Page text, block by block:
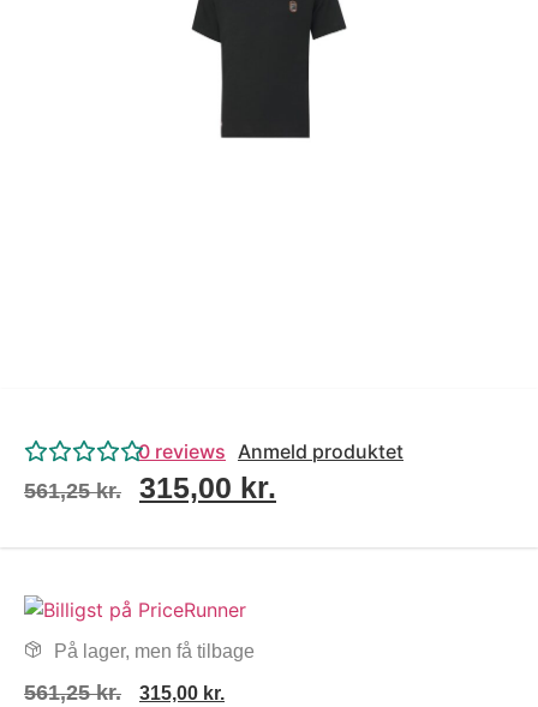
0 reviews Anmeld produktet
561,25kr. 315,00 kr.
På lager, men få tilbage
561,25kr. 315,00 kr.